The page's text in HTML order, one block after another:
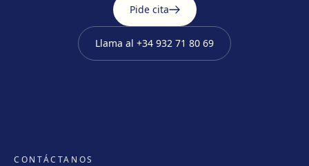
Pide cita
Llama al +34 932 71 80 69
CONTÁCTANOS